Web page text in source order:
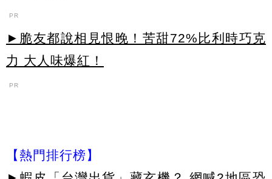
PR
►脆友都說相見恨晚！苦甜72%比利時巧克
力 大人味爆紅！
PR
【熱門排行榜】